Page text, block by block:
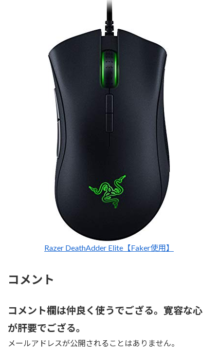
Razer DeathAdder Elite【Faker使用】
コメント
コメント欄は仲良く使うでござる。寛容な心
が肝要でござる。
メールアドレスが公開されることはありません。